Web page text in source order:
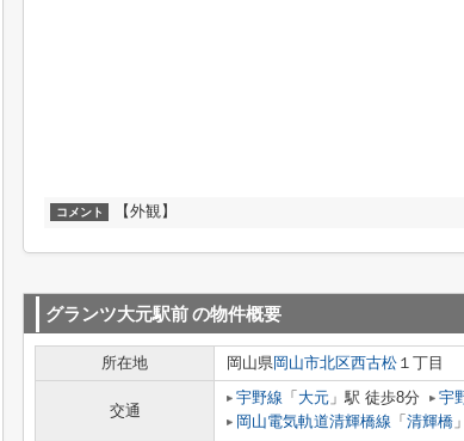
コメント 【外観】
グランツ大元駅前の物件概要
所在地 岡山県岡山市北区西古松 １丁目
交通
宇野線 「 大元 」駅 徒歩8分 宇
岡山電気軌道清輝橋線 「 清輝橋